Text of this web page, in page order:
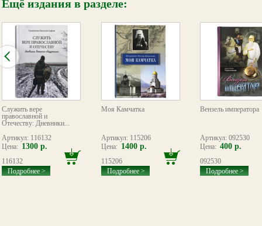
Ещё издания в разделе:
Служить вере
православной и
Отечеству: Дневники...
Артикул: 116132
Цена: 1300 р.
116132
Подробнее >
Моя Камчатка
Артикул: 115206
Цена: 1400 р.
115206
Подробнее >
Вензель императора
Артикул: 092530
Цена: 400 р.
092530
Подробнее >